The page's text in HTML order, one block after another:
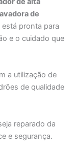
de
pronta para
e o cuidado que
a utilização de
de qualidade
reparado da
e segurança.